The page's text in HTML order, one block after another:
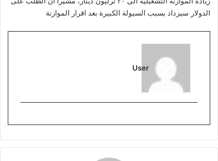
الدولار سيزداد بسبب السيولة الكبيرة بعد اقرار الموازنة
User